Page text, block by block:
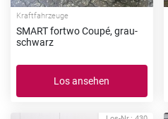
Kraftfahrzeuge
SMART fortwo Coupé, grau-
schwarz
Los ansehen